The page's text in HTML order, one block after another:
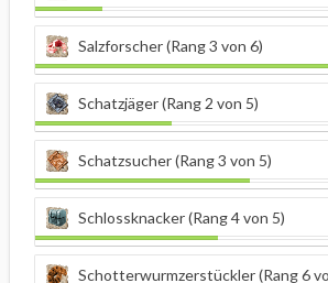
Salzforscher (Rang 3 von 6)
Schatzjäger (Rang 2 von 5)
Schatzsucher (Rang 3 von 5)
Schlossknacker (Rang 4 von 5)
Schotterwurmzerstückler (Rang 6